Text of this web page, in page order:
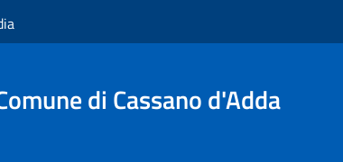
di Cassano d'Adda